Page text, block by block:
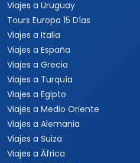
Viajes a Rep. Dominicana
Viajes a Centroamérica
Viajes a Costa Rica
Viajes a Panamá
Viajes a Argentina
Viajes a Brasil
Viajes a Uruguay
Tours Europa 15 Días
Viajes a Italia
Viajes a España
Viajes a Grecia